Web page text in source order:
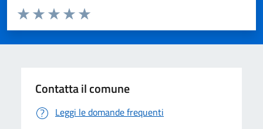
Valuta da 1 a 5 stelle la pagina
Valuta 5 stelle su 5
Valuta 4 stelle su 5
Valuta 3 stelle su 5
Valuta 2 stelle su 5
Valuta 1 stelle su 5
Contatta il comune
Leggi le domande frequenti